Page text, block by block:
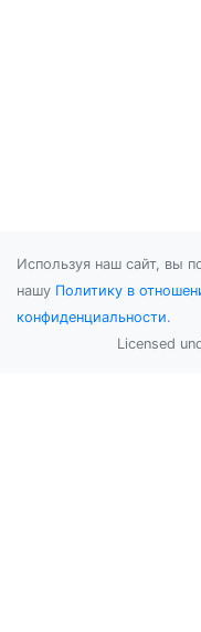
Используя наш сайт, вы
нашу Политику в
конфиденциальности.
Licensed